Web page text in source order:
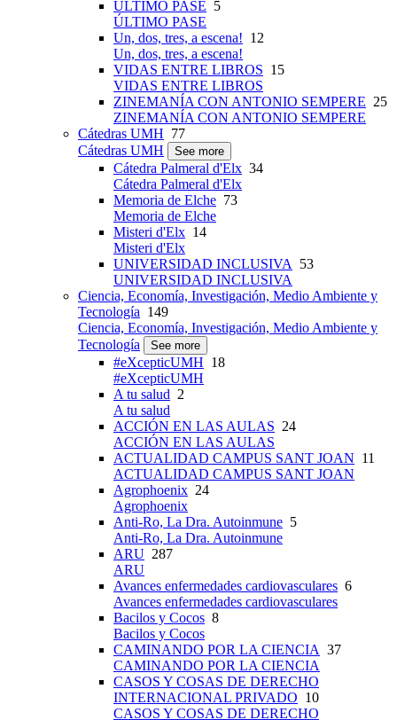
ÚLTIMO PASE 5
ÚLTIMO PASE
Un, dos, tres, a escena! 12
Un, dos, tres, a escena!
VIDAS ENTRE LIBROS 15
VIDAS ENTRE LIBROS
ZINEMANÍA CON ANTONIO SEMPERE 25
ZINEMANÍA CON ANTONIO SEMPERE
Cátedras UMH 77
Cátedras UMH
See more
Cátedra Palmeral d'Elx 34
Cátedra Palmeral d'Elx
Memoria de Elche 73
Memoria de Elche
Misteri d'Elx 14
Misteri d'Elx
UNIVERSIDAD INCLUSIVA
53
UNIVERSIDAD INCLUSIVA
Ciencia, Economía, Investigación, Medio Ambiente y
Tecnología 149
Ciencia, Economía, Investigación, Medio Ambiente y
Tecnología
See more
#eXcepticUMH 18
#eXcepticUMH
A tu salud 2
A tu salud
ACCIÓN EN LAS AULAS 24
ACCIÓN EN LAS AULAS
ACTUALIDAD CAMPUS SANT JOAN 11
ACTUALIDAD CAMPUS SANT JOAN
Agrophoenix 24
Agrophoenix
Anti-Ro, La Dra. Autoinmune 5
Anti-Ro, La Dra. Autoinmune
ARU 287
ARU
Avances enfermedades cardiovasculares 6
Avances enfermedades cardiovasculares
Bacilos y Cocos 8
Bacilos y Cocos
CAMINANDO POR LA CIENCIA 37
CAMINANDO POR LA CIENCIA
CASOS Y COSAS DE DERECHO
INTERNACIONAL PRIVADO 10
CASOS Y COSAS DE DERECHO